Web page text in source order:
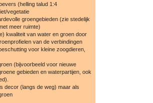
(helling talud 1:4
vegetatie
groengebieden (zie stedelijk
meer ruimte)
kwaliteit van water en groen door
van de verbindingen
voor kleine zoogdieren,
(bijvoorbeeld voor nieuwe
gebieden en waterpartijen, ook
decor (langs de weg) maar als